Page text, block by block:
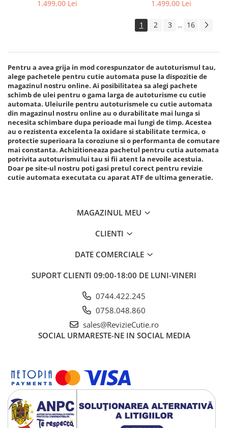
1.499,00 Lei
1.499,00 Lei
1 2 3 ... 16
Pentru a avea grija in mod corespunzator de autoturismul tau,
alege pachetele pentru cutie automata puse la dispozitie de
magazinul nostru online. Ai posibilitatea sa alegi pachete
schimb de ulei pentru o gama larga de autoturisme cu cutie
automata. Uleiurile pentru autoturismele cu cutie automata
din magazinul nostru online au o durabilitate mai lunga si
necesita schimbare dupa perioade mai lungi de timp. Acestea
au o rezistenta excelenta la oxidare si stabilitate termica, o
protectie superioara la coroziune si o performanta de comutare
mai constanta. Achizitioneaza pachetul pentru cutia automata
potrivita autoturismului tau si fii atent la nevoile acestuia.
Doar pe site-ul nostru poti gasi pretul corect pentru revizie
cutie automata executata cu aparat ATF de ultima generatie.
MAGAZINUL MEU
CLIENTI
DATE COMERCIALE
SUPORT CLIENTI 09:00-18:00 DE LUNI-VINERI
0744.422.245
0758.048.860
sales@RevizieCutie.ro
SOCIAL URMARESTE-NE IN SOCIAL MEDIA